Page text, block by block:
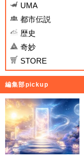
UMA
都市伝説
歴史
奇妙
STORE
編集部pickup